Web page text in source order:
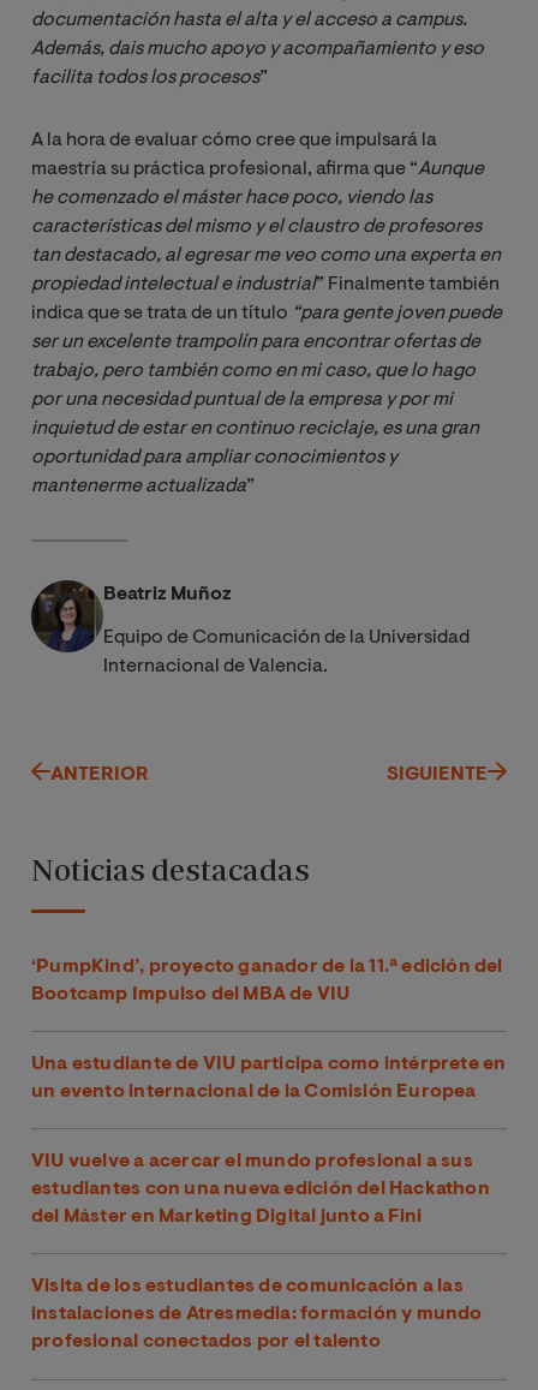
documentación hasta el alta y el acceso a campus.
Además, dais mucho apoyo y acompañamiento y eso
facilita todos los procesos”
A la hora de evaluar cómo cree que impulsará la
maestría su práctica profesional, afirma que “Aunque
he comenzado el máster hace poco, viendo las
características del mismo y el claustro de profesores
tan destacado, al egresar me veo como una experta en
propiedad intelectual e industrial” Finalmente también
indica que se trata de un título “para gente joven puede
ser un excelente trampolín para encontrar ofertas de
trabajo, pero también como en mi caso, que lo hago
por una necesidad puntual de la empresa y por mi
inquietud de estar en continuo reciclaje, es una gran
oportunidad para ampliar conocimientos y
mantenerme actualizada”
Beatriz Muñoz
Equipo de Comunicación de la Universidad
Internacional de Valencia.
ANTERIOR SIGUIENTE
Noticias destacadas
‘PumpKind’, proyecto ganador de la 11.ª edición del
Bootcamp Impulso del MBA de VIU
Una estudiante de VIU participa como intérprete en
un evento internacional de la Comisión Europea
VIU vuelve a acercar el mundo profesional a sus
estudiantes con una nueva edición del Hackathon
del Máster en Marketing Digital junto a Fini
Visita de los estudiantes de comunicación a las
instalaciones de Atresmedia: formación y mundo
profesional conectados por el talento